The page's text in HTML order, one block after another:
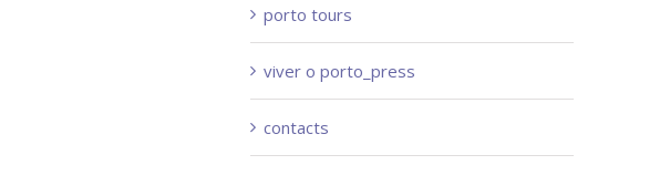
porto tours
viver o porto_press
contacts